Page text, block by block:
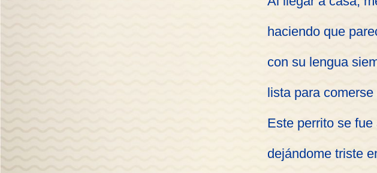
haciendo que
con su lengua
lista para comerse
Este perrito se fue
dejándome triste